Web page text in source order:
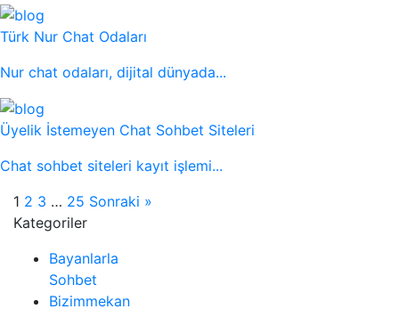
Türk Nur Chat Odaları
Nur chat odaları, dijital dünyada...
Üyelik İstemeyen Chat Sohbet Siteleri
Chat sohbet siteleri kayıt işlemi...
1 2 3 … 25 Sonraki »
Kategoriler
Bayanlarla
Sohbet
Bizimmekan